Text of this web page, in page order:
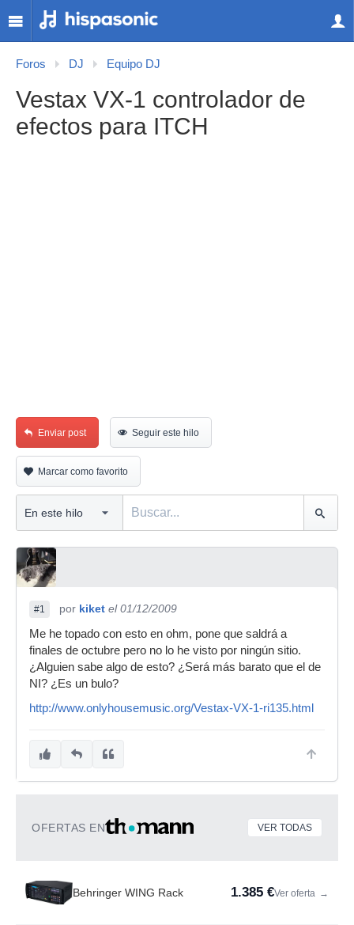
Foros DJ Equipo DJ
Vestax VX-1 controlador de
efectos para ITCH
Enviar post Seguir este hilo
Marcar como favorito
#1 por kiket el 01/12/2009
Me he topado con esto en ohm, pone que saldrá a
finales de octubre pero no lo he visto por ningún sitio.
¿Alguien sabe algo de esto? ¿Será más barato que el de
NI? ¿Es un bulo?
http://www.onlyhousemusic.org/Vestax-VX-1-ri135.html
OFERTAS EN VER TODAS
Behringer WING Rack 1.385 €Ver oferta →